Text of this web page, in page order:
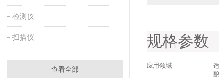
检测仪
扫描仪
查看全部
规格参数
应用领域